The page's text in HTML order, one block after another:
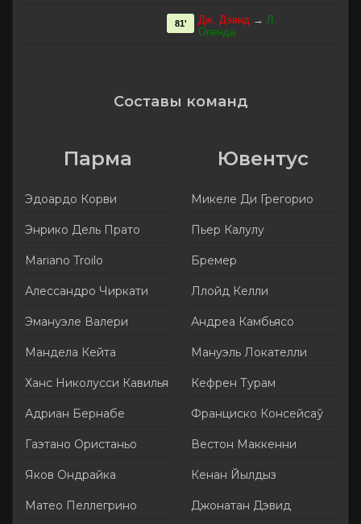
Дж. Дэвид → Л.
Опенда
81'
Составы команд
Парма
Эдоардо Корви
Энрико Дель Пратo
Mariano Troilo
Алессандро Чиркати
Эмануэле Валери
Мандела Кейта
Ханс Николусси Кавилья
Адриан Бернабе
Гаэтано Ористаньо
Яков Ондрайка
Матео Пеллегрино
Ювентус
Микеле Ди Грегорио
Пьер Калулу
Бремер
Ллойд Келли
Андреа Камбьясо
Мануэль Локателли
Кефрен Турам
Франциско Консейсаў
Вестон Маккенни
Кенан Йылдыз
Джонатан Дэвид